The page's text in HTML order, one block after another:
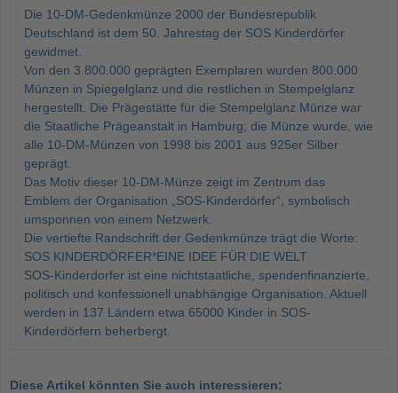
Die 10-DM-Gedenkmünze 2000 der Bundesrepublik
Deutschland ist dem 50. Jahrestag der SOS Kinderdörfer
gewidmet.
Von den 3.800.000 geprägten Exemplaren wurden 800.000
Münzen in Spiegelglanz und die restlichen in Stempelglanz
hergestellt. Die Prägestätte für die Stempelglanz Münze war
die Staatliche Prägeanstalt in Hamburg; die Münze wurde, wie
alle 10-DM-Münzen von 1998 bis 2001 aus 925er Silber
geprägt.
Das Motiv dieser 10-DM-Münze zeigt im Zentrum das
Emblem der Organisation „SOS-Kinderdörfer“, symbolisch
umsponnen von einem Netzwerk.
Die vertiefte Randschrift der Gedenkmünze trägt die Worte:
SOS KINDERDÖRFER*EINE IDEE FÜR DIE WELT
SOS-Kinderdorfer ist eine nichtstaatliche, spendenfinanzierte,
politisch und konfessionell unabhängige Organisation. Aktuell
werden in 137 Ländern etwa 65000 Kinder in SOS-
Kinderdörfern beherbergt.
Diese Artikel könnten Sie auch interessieren: